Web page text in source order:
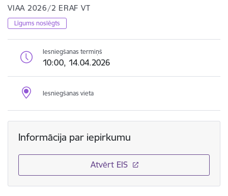
VIAA 2026/2 ERAF VT
Līgums noslēgts
Iesniegšanas termiņš
10:00, 14.04.2026
Iesniegšanas vieta
Informācija par iepirkumu
Atvērt EIS